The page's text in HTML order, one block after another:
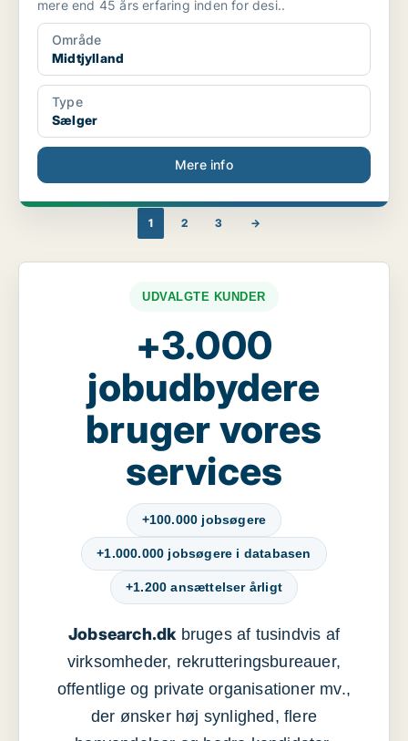
mere end 45 års erfaring inden for desi..
Område
Midtjylland
Type
Sælger
Mere info
1 2 3 →
UDVALGTE KUNDER
+3.000
jobudbydere
bruger vores
services
+100.000 jobsøgere
+1.000.000 jobsøgere i databasen
+1.200 ansættelser årligt
Jobsearch.dkbruges af tusindvis af
virksomheder, rekrutteringsbureauer,
offentlige og private organisationer mv.,
der ønsker høj synlighed, flere